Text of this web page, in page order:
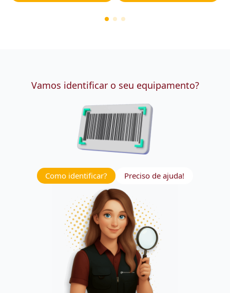
Vamos identificar o seu equipamento?
Como identificar? Preciso de ajuda!